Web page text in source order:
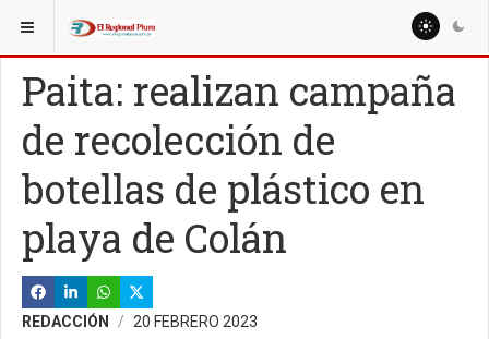
ESTÁ AQUÍ: REGIÓN PIURA
Paita: realizan campaña
de recolección de
botellas de plástico en
playa de Colán
REDACCIÓN 20 FEBRERO 2023